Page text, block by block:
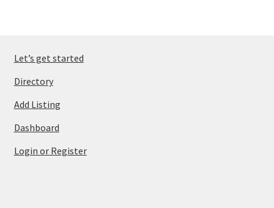
Let’s get started
Directory
Add Listing
Dashboard
Login or Register